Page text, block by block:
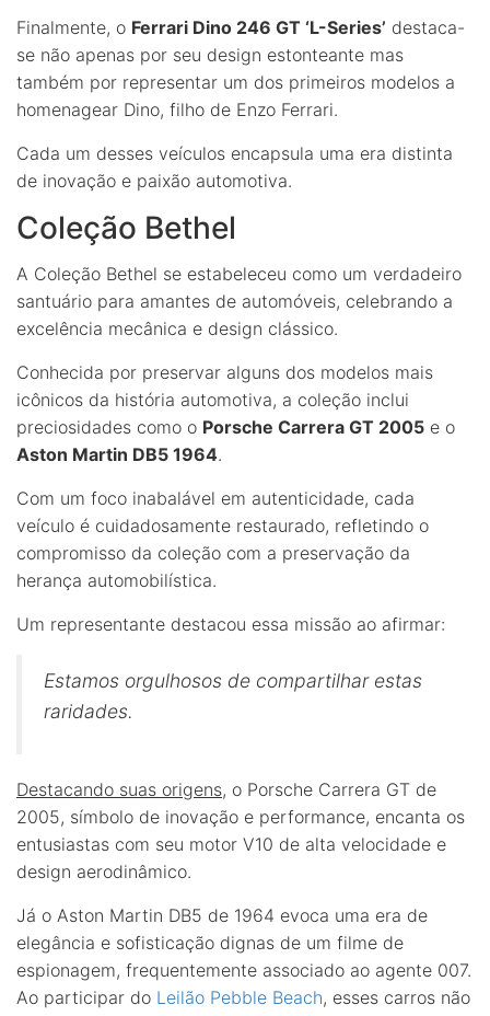
Finalmente, o Ferrari Dino 246 GT ‘L-Series’ destaca-
se não apenas por seu design estonteante mas
também por representar um dos primeiros modelos a
homenagear Dino, filho de Enzo Ferrari.
Cada um desses veículos encapsula uma era distinta
de inovação e paixão automotiva.
Coleção Bethel
A Coleção Bethel se estabeleceu como um verdadeiro
santuário para amantes de automóveis, celebrando a
excelência mecânica e design clássico.
Conhecida por preservar alguns dos modelos mais
icônicos da história automotiva, a coleção inclui
preciosidades como o Porsche Carrera GT 2005 e o
Aston Martin DB5 1964.
Com um foco inabalável em autenticidade, cada
veículo é cuidadosamente restaurado, refletindo o
compromisso da coleção com a preservação da
herança automobilística.
Um representante destacou essa missão ao afirmar:
Estamos orgulhosos de compartilhar estas
raridades.
Destacando suas origens, o Porsche Carrera GT de
2005, símbolo de inovação e performance, encanta os
entusiastas com seu motor V10 de alta velocidade e
design aerodinâmico.
Já o Aston Martin DB5 de 1964 evoca uma era de
elegância e sofisticação dignas de um filme de
espionagem, frequentemente associado ao agente 007.
Ao participar do Leilão Pebble Beach, esses carros não